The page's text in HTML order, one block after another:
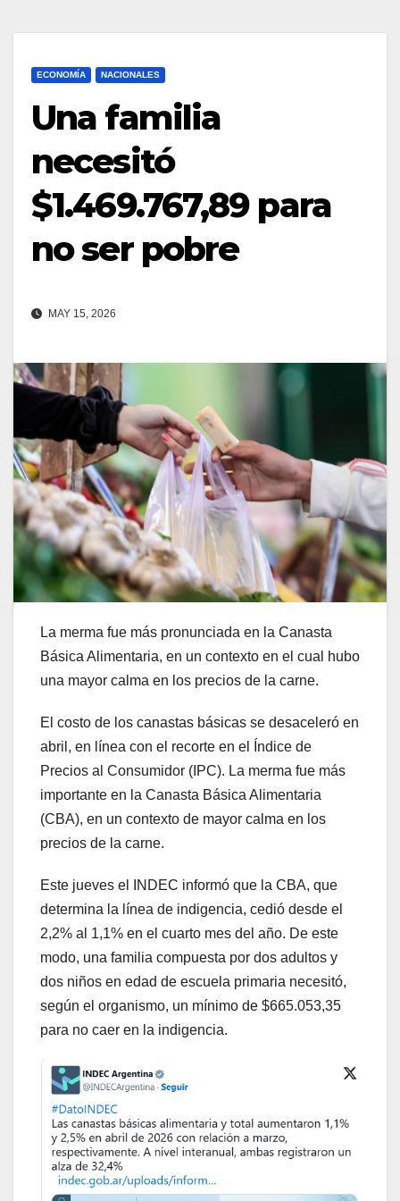
ECONOMÍA NACIONALES
Una familia
necesitó
$1.469.767,89 para
no ser pobre
MAY 15, 2026
La merma fue más pronunciada en la Canasta
Básica Alimentaria, en un contexto en el cual hubo
una mayor calma en los precios de la carne.
El costo de los canastas básicas se desaceleró en
abril, en línea con el recorte en el Índice de
Precios al Consumidor (IPC). La merma fue más
importante en la Canasta Básica Alimentaria
(CBA), en un contexto de mayor calma en los
precios de la carne.
Este jueves el INDEC informó que la CBA, que
determina la línea de indigencia, cedió desde el
2,2% al 1,1% en el cuarto mes del año. De este
modo, una familia compuesta por dos adultos y
dos niños en edad de escuela primaria necesitó,
según el organismo, un mínimo de $665.053,35
para no caer en la indigencia.